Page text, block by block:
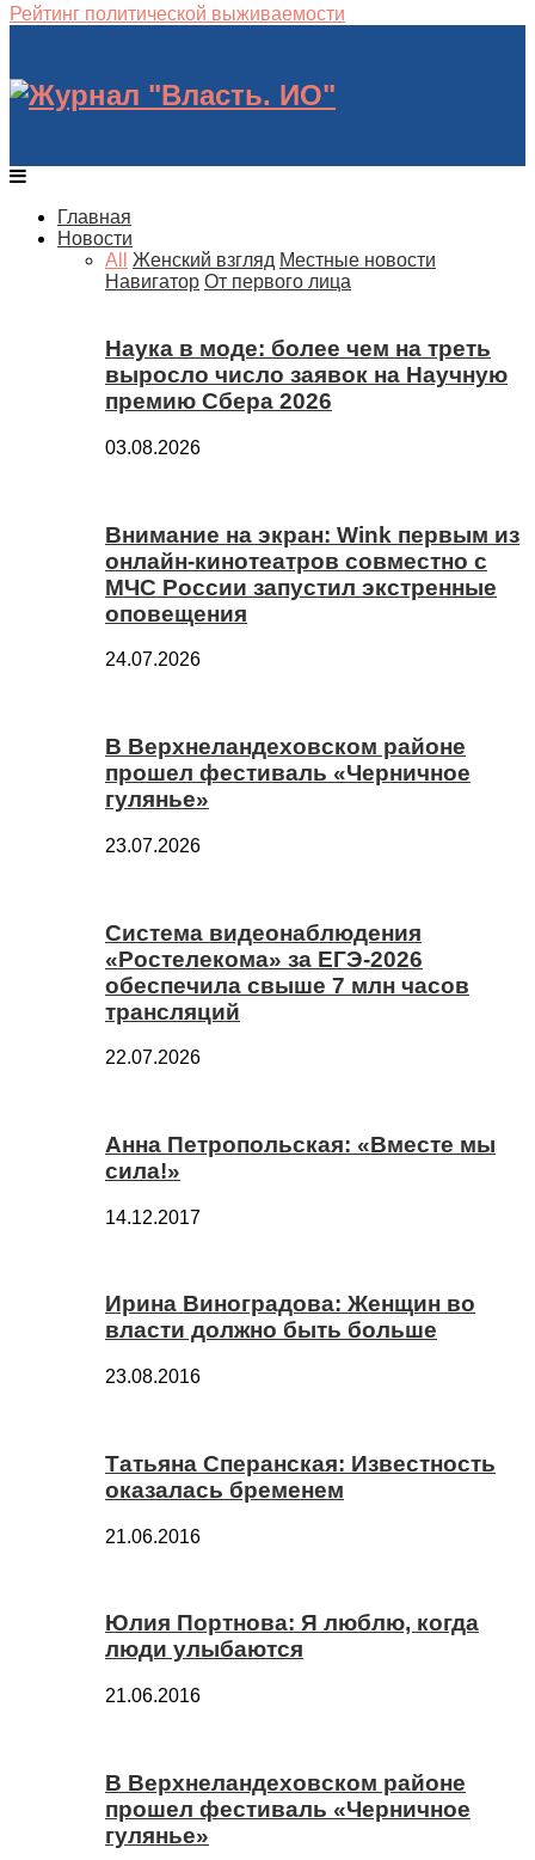
Рейтинг политической выживаемости
Главная
Новости
All
Женский взгляд Местные новости
Навигатор От первого лица
Наука в моде: более чем на треть
выросло число заявок на Научную
премию Сбера 2026
03.08.2026
Внимание на экран: Wink первым из
онлайн-кинотеатров совместно с
МЧС России запустил экстренные
оповещения
24.07.2026
В Верхнеландеховском районе
прошел фестиваль «Черничное
гулянье»
23.07.2026
Система видеонаблюдения
«Ростелекома» за ЕГЭ-2026
обеспечила свыше 7 млн часов
трансляций
22.07.2026
Анна Петропольская: «Вместе мы
сила!»
14.12.2017
Ирина Виноградова: Женщин во
власти должно быть больше
23.08.2016
Татьяна Сперанская: Известность
оказалась бременем
21.06.2016
Юлия Портнова: Я люблю, когда
люди улыбаются
21.06.2016
В Верхнеландеховском районе
прошел фестиваль «Черничное
гулянье»